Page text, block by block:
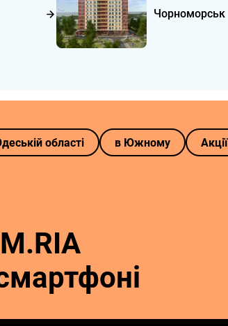
Чорноморськ
області в Южному Акції